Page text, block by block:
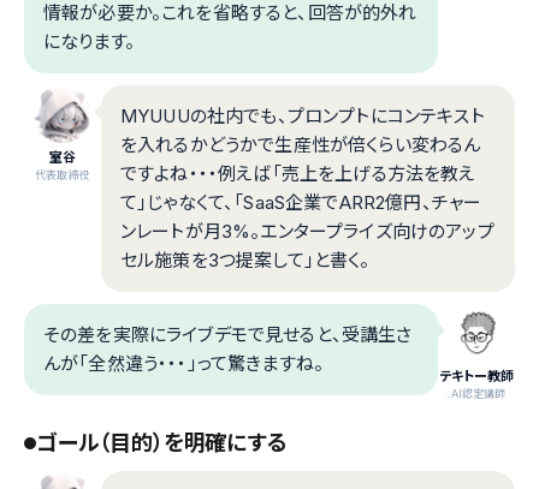
情報が必要か。これを省略すると、回答が的外れ
になります。
室谷
代表取締役
MYUUUの社内でも、プロンプトにコンテキスト
を入れるかどうかで生産性が倍くらい変わるん
ですよね・・・例えば「売上を上げる方法を教え
て」じゃなくて、「SaaS企業でARR2億円、チャー
ンレートが月3%。エンタープライズ向けのアップ
セル施策を3つ提案して」と書く。
テキトー教師
.AI認定講師
その差を実際にライブデモで見せると、受講生さ
んが「全然違う・・・」って驚きますね。
ゴール（目的）を明確にする